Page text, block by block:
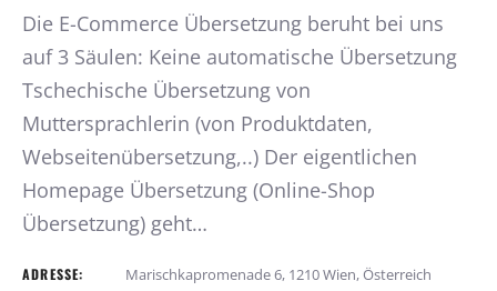
Die E-Commerce Übersetzung beruht bei uns
auf 3 Säulen: Keine automatische Übersetzung
Tschechische Übersetzung von
Muttersprachlerin (von Produktdaten,
Webseitenübersetzung,..) Der eigentlichen
Homepage Übersetzung (Online-Shop
Übersetzung) geht…
ADRESSE: Marischkapromenade 6, 1210 Wien, Österreich